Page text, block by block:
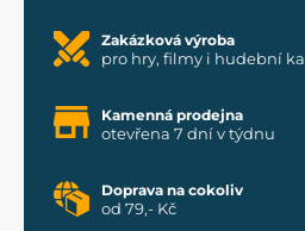
Zakázková výroba
pro hry, filmy i hudební
Kamenná prodejna
otevřena 7 dní v týdnu
Doprava na cokoliv
od 79,- Kč